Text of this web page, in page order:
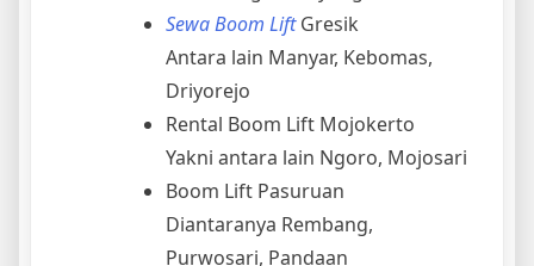
Sewa Boom LiftGresik
Antara lain Manyar, Kebomas,
Driyorejo
Rental Boom Lift Mojokerto
Yakni antara lain Ngoro, Mojosari
Boom Lift Pasuruan
Diantaranya Rembang,
Purwosari, Pandaan